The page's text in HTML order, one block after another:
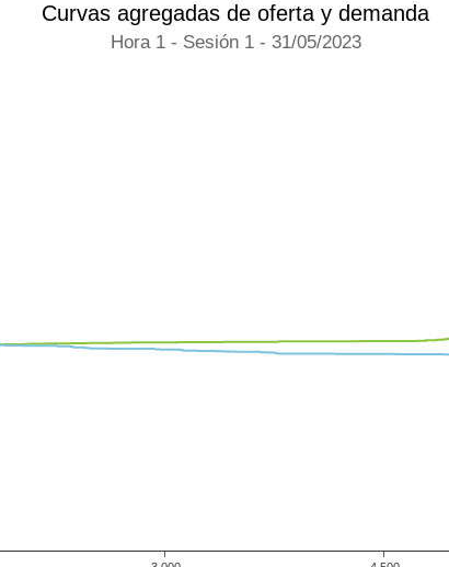
Curvas agregadas de oferta y demanda
Hora 1 - Sesión 1 - 31/05/2023